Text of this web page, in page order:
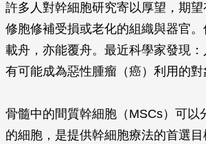
許多人對幹細胞研究寄以厚望，期
修胞修補受損或老化的組織與器官
載舟，亦能覆舟。最近科學家發現
有可能成為惡性腫瘤（癌）利用的對
骨髓中的間質幹細胞（MSCs）可以
的細胞，是提供幹細胞療法的首選